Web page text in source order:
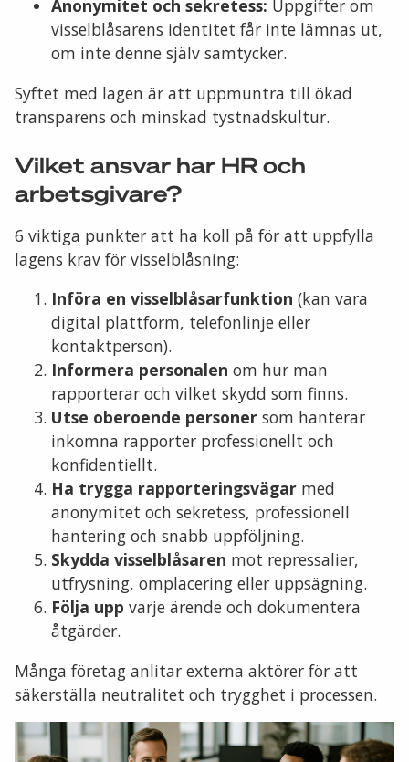
Anonymitet och sekretess: Uppgifter om
visselblåsarens identitet får inte lämnas ut,
om inte denne själv samtycker.
Syftet med lagen är att uppmuntra till ökad
transparens och minskad tystnadskultur.
Vilket ansvar har HR och
arbetsgivare?
6 viktiga punkter att ha koll på för att uppfylla
lagens krav för visselblåsning:
Införa en visselblåsarfunktion (kan vara
digital plattform, telefonlinje eller
kontaktperson).
Informera personalen om hur man
rapporterar och vilket skydd som finns.
Utse oberoende personer som hanterar
inkomna rapporter professionellt och
konfidentiellt.
Ha trygga rapporteringsvägar med
anonymitet och sekretess, professionell
hantering och snabb uppföljning.
Skydda visselblåsaren mot repressalier,
utfrysning, omplacering eller uppsägning.
Följa upp varje ärende och dokumentera
åtgärder.
Många företag anlitar externa aktörer för att
säkerställa neutralitet och trygghet i processen.